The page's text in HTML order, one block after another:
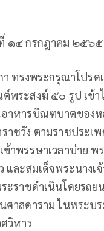
๑๔ กรกฎาคม ๒๕๖๕
ทรงพระกรุณาโปรด
พระสงฆ์ ๕๐ รูป เข้า
าหารบิณฑบาตของห
าชวัง ตามราชประเ
ข้าพรรษาเวลาบ่าย พ
และสมเด็จพระนางเ
ะราชดำเนินโดยรถ
ศาสดาราม ในพระบ
วิหาร